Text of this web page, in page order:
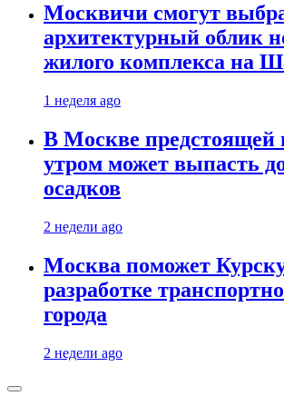
Москвичи смогут
архитектурный облик
жилого комплекса на
1 неделя ago
В Москве предстоящей
утром может выпасть
осадков
2 недели ago
Москва поможет
разработке
города
2 недели ago